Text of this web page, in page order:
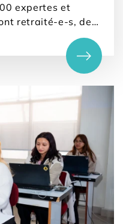
expertes et
retraité-e-s, de
du marketing,
connaissances et